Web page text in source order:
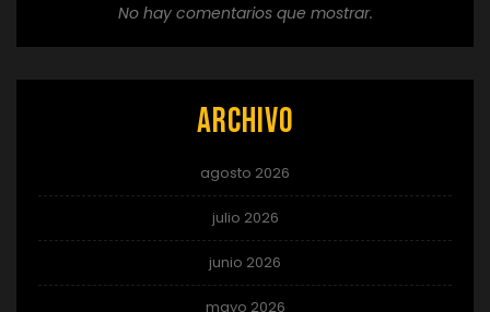
No hay comentarios que mostrar.
Archivo
agosto 2026
julio 2026
junio 2026
mayo 2026